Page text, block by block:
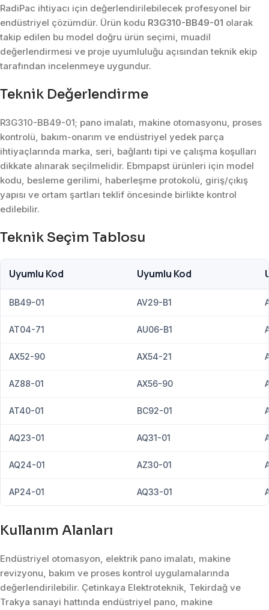
RadiPac ihtiyacı için değerlendirilebilecek profesyonel bir
endüstriyel çözümdür. Ürün kodu R3G310-BB49-01 olarak
takip edilen bu model doğru ürün seçimi, muadil
değerlendirmesi ve proje uyumluluğu açısından teknik ekip
tarafından incelenmeye uygundur.
Teknik Değerlendirme
R3G310-BB49-01; pano imalatı, makine otomasyonu, proses
kontrolü, bakım-onarım ve endüstriyel yedek parça
ihtiyaçlarında marka, seri, bağlantı tipi ve çalışma koşulları
dikkate alınarak seçilmelidir. Ebmpapst ürünleri için model
kodu, besleme gerilimi, haberleşme protokolü, giriş/çıkış
yapısı ve ortam şartları teklif öncesinde birlikte kontrol
edilebilir.
Teknik Seçim Tablosu
Uyumlu Kod Uyumlu Kod
BB49-01 AV29-B1
AT04-71 AU06-B1
AX52-90 AX54-21
AZ88-01 AX56-90
AT40-01 BC92-01
AQ23-01 AQ31-01
AQ24-01 AZ30-01
AP24-01 AQ33-01
Kullanım Alanları
Endüstriyel otomasyon, elektrik pano imalatı, makine
revizyonu, bakım ve proses kontrol uygulamalarında
değerlendirilebilir. Çetinkaya Elektroteknik, Tekirdağ ve
Trakya sanayi hattında endüstriyel pano, makine